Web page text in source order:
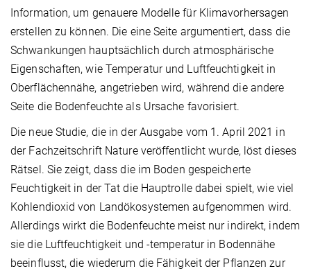
Information, um genauere Modelle für Klimavorhersagen
erstellen zu können. Die eine Seite argumentiert, dass die
Schwankungen hauptsächlich durch atmosphärische
Eigenschaften, wie Temperatur und Luftfeuchtigkeit in
Oberflächennähe, angetrieben wird, während die andere
Seite die Bodenfeuchte als Ursache favorisiert.
Die neue Studie, die in der Ausgabe vom 1. April 2021 in
der Fachzeitschrift Nature veröffentlicht wurde, löst dieses
Rätsel. Sie zeigt, dass die im Boden gespeicherte
Feuchtigkeit in der Tat die Hauptrolle dabei spielt, wie viel
Kohlendioxid von Landökosystemen aufgenommen wird.
Allerdings wirkt die Bodenfeuchte meist nur indirekt, indem
sie die Luftfeuchtigkeit und -temperatur in Bodennähe
beeinflusst, die wiederum die Fähigkeit der Pflanzen zur